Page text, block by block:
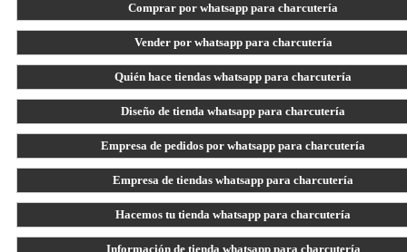
Comprar por whatsapp para charcutería
Vender por whatsapp para charcutería
Quién hace tiendas whatsapp para charcutería
Diseño de tienda whatsapp para charcutería
Empresa de pedidos por whatsapp para charcutería
Empresa de tiendas whatsapp para charcutería
Hacemos tu tienda whatsapp para charcutería
Información de tienda whatsapp para charcutería